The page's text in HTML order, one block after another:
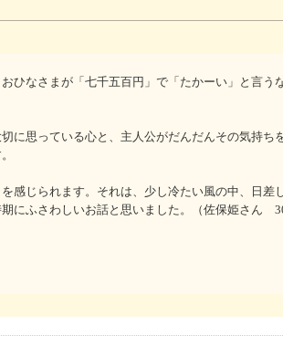
ひなさまが「七千五百円」で「たかーい」と言う
に思っている心と、主人公がだんだんその気持ち
感じられます。それは、少し冷たい風の中、日差
にふさわしいお話と思いました。（佐保姫さん